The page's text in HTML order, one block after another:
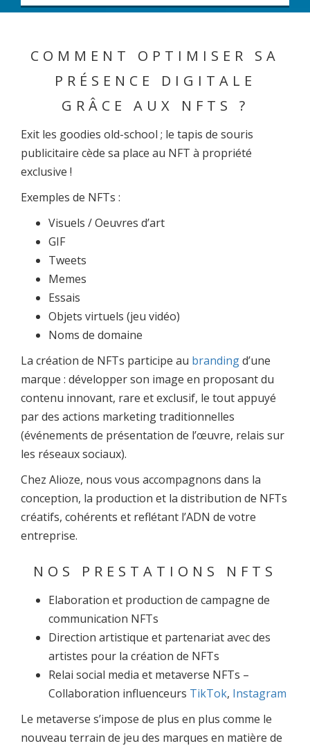
COMMENT OPTIMISER SA
PRÉSENCE DIGITALE
GRÂCE AUX NFTS ?
Exit les goodies old-school ; le tapis de souris
publicitaire cède sa place au NFT à propriété
exclusive !
Exemples de NFTs :
Visuels / Oeuvres d’art
GIF
Tweets
Memes
Essais
Objets virtuels (jeu vidéo)
Noms de domaine
La création de NFTs participe au brandingd’une
marque : développer son image en proposant du
contenu innovant, rare et exclusif, le tout appuyé
par des actions marketing traditionnelles
(événements de présentation de l’œuvre, relais sur
les réseaux sociaux).
Chez Alioze, nous vous accompagnons dans la
conception, la production et la distribution de NFTs
créatifs, cohérents et reflétant l’ADN de votre
entreprise.
NOS PRESTATIONS NFTS
Elaboration et production de campagne de
communication NFTs
Direction artistique et partenariat avec des
artistes pour la création de NFTs
Relai social media et metaverse NFTs –
Collaboration influenceurs TikTok, Instagram
Le metaverse s’impose de plus en plus comme le
nouveau terrain de jeu des marques en matière de